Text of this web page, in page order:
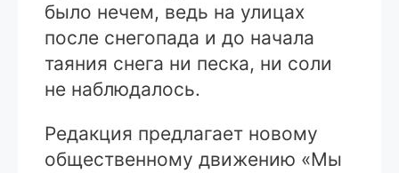
было нечем, ведь на улицах
после снегопада и до начала
таяния снега ни песка, ни соли
не наблюдалось.
Редакция предлагает новому
общественному движению «Мы